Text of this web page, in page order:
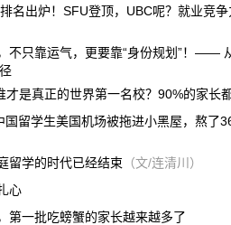
名出炉！SFU登顶，UBC呢？就业竞
不只靠运气，更要靠“身份规划”！——
才是真正的世界第一名校？90%的家长
国留学生美国机场被拖进小黑屋，熬了
留学的时代已经结束 （文/连清川）
心
第一批吃螃蟹的家长越来越多了